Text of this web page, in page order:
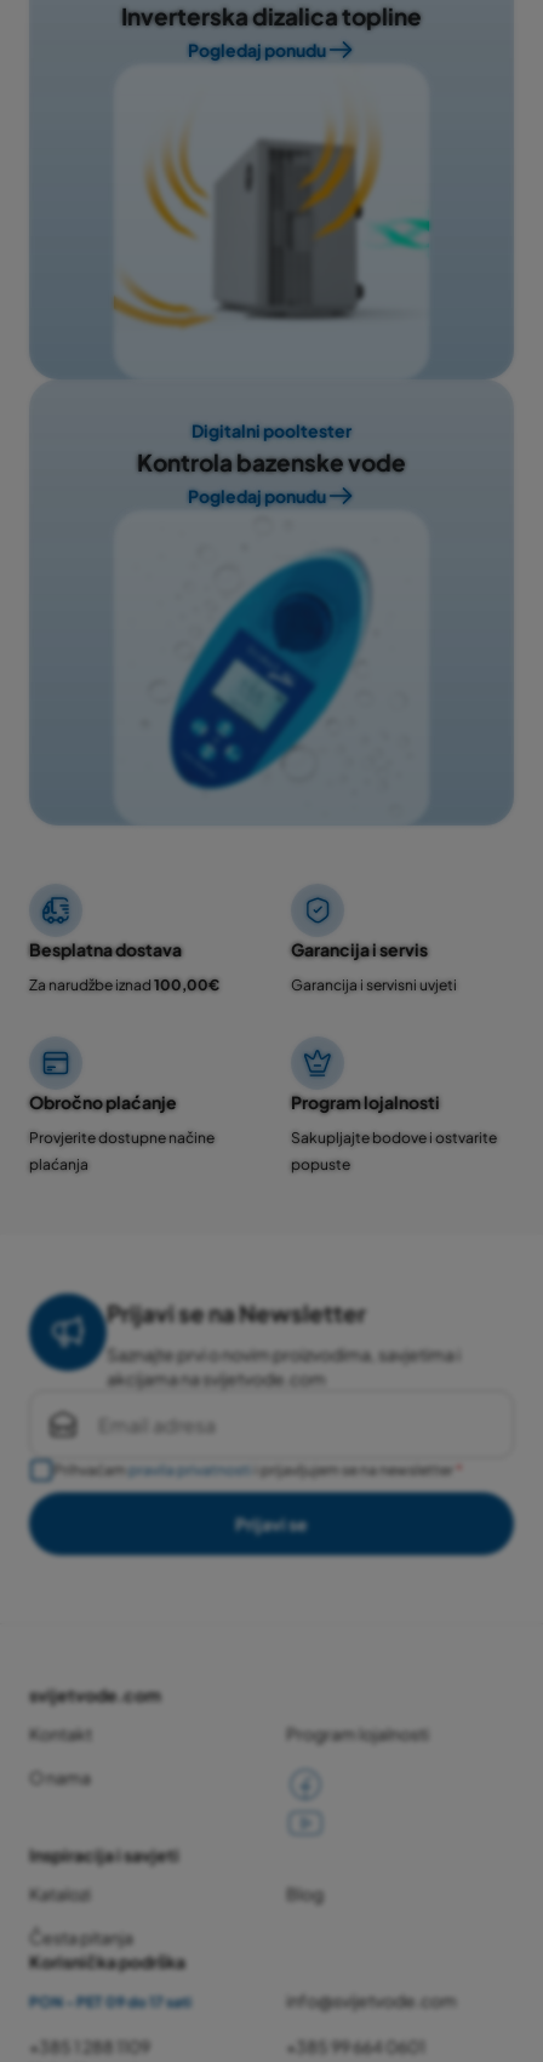
Inverterska dizalica topline
Pogledaj ponudu
Digitalni pooltester
Kontrola bazenske vode
Pogledaj ponudu
Besplatna dostava
Za narudžbe iznad 100,00€
Garancija i servis
Garancija i servisni uvjeti
Obročno plaćanje
Provjerite dostupne načine
plaćanja
Program lojalnosti
Sakupljajte bodove i ostvarite
popuste
Prijavi se na Newsletter
Saznajte prvi o novim proizvodima, savjetima i
akcijama na svijetvode.com
Prihvaćam pravila privatnosti i prijavljujem se na newsletter
Prijavi se
svijetvode.com
Kontakt
Program lojalnosti
O nama
Inspiracija i savjeti
Katalozi
Blog
Česta pitanja
Korisnička podrška
PON - PET 09 do 17 sati info@svijetvode.com
+385 1 288 1109
+385 99 664 0601